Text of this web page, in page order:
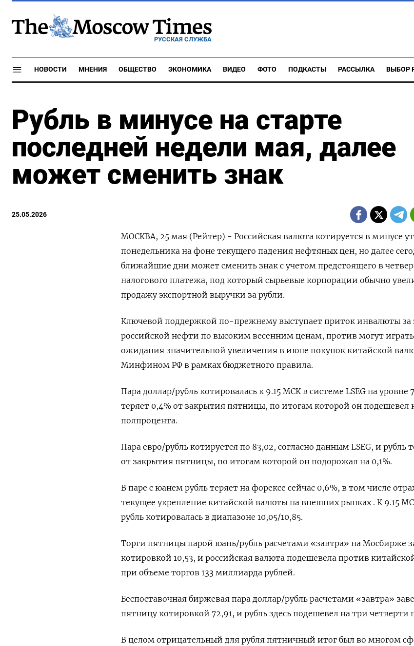
РУССКАЯ СЛУЖБА
НОВОСТИ МНЕНИЯ ОБЩЕСТВО ЭКОНОМИКА ВИДЕО ФОТО ПОДКАСТЫ РАССЫЛКА ВЫБОР
Рубль в минусе на старте
последней недели мая, далее
может сменить знак
25.05.2026
МОСКВА, 25 мая (Рейтер) - Российская валюта котируется в минусе
понедельника на фоне текущего падения нефтяных цен, но далее
ближайшие дни может сменить знак с учетом предстоящего в
налогового платежа, под который сырьевые корпорации обычно
продажу экспортной выручки за рубли.
Ключевой поддержкой по-прежнему выступает ‌приток инвалюты за
российской нефти по высоким весенним ценам, против могут
ожидания значительной увеличения в июне покупок китайской
Минфином РФ в рамках бюджетного правила.
Пара доллар/рубль котировалась к 9.15 МСК в системе LSEG на уровне
теряет 0,4% от ​закрытия пятницы, по итогам которой он подешевел
полпроцента.
Пара евро/рубль котируется по 83,02, согласно данным LSEG, ​и рубль
от закрытия пятницы, по итогам которой он подорожал на 0,1%.
В паре с юанем ‌рубль теряет на форексе сейчас 0,6%, в том числе
текущее укрепление китайской валюты на внешних рынках . К 9.15
рубль котировалась в диапазоне 10,05/10,85.
Торги пятницы парой юань/рубль расчетами «завтра» на Мосбирже
котировкой 10,53, и российская валюта подешевела против
при объеме торгов 133 миллиарда рублей.
Беспоставочная биржевая пара ‌доллар/рубль расчетами «завтра»
пятницу котировкой 72,91, и рубль здесь подешевел на три четверти
В целом отрицательный для рубля пятничный итог ​был во многом